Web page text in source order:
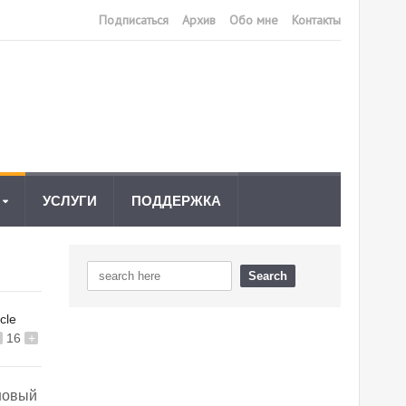
Подписаться Архив Обо мне Контакты
УСЛУГИ ПОДДЕРЖКА
16
+